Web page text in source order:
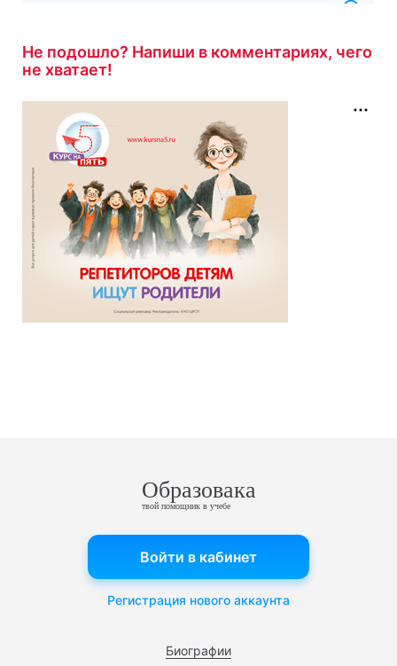
Не подошло? Напиши в комментариях, чего
не хватает!
Образовака
твой помощник в учебе
Биографии
Войти в кабинет
Регистрация нового аккаунта